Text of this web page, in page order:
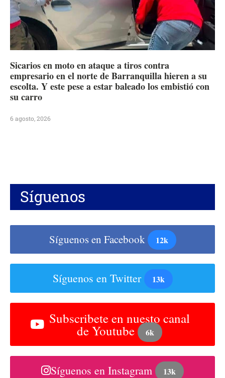
Sicarios en moto en ataque a tiros contra
empresario en el norte de Barranquilla hieren a su
escolta. Y este pese a estar baleado los embistió con
su carro
6 agosto, 2026
Síguenos
Síguenos en Facebook 12k
Síguenos en Twitter 13k
Subscribete en nuesto canal
de Youtube 6k
Síguenos en Instagram 13k